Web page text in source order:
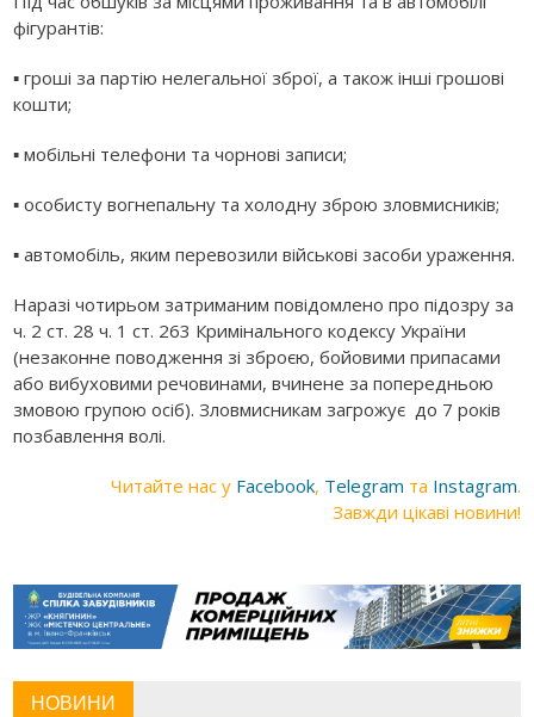
фігурантів:
▪ гроші за партію нелегальної зброї, а також інші грошові
кошти;
▪ мобільні телефони та чорнові записи;
▪ особисту вогнепальну та холодну зброю зловмисників;
▪ автомобіль, яким перевозили військові засоби ураження.
Наразі чотирьом затриманим повідомлено про підозру за
ч. 2 ст. 28 ч. 1 ст. 263 Кримінального кодексу України
(незаконне поводження зі зброєю, бойовими припасами
або вибуховими речовинами, вчинене за попередньою
змовою групою осіб). Зловмисникам загрожує до 7 років
позбавлення волі.
Читайте нас у Facebook, Telegram та Instagram.
Завжди цікаві новини!
НОВИНИ